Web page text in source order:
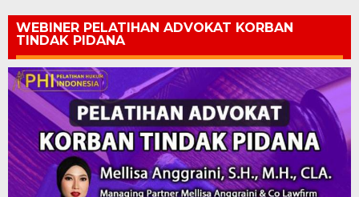
WEBINER PELATIHAN ADVOKAT KORBAN
TINDAK PIDANA